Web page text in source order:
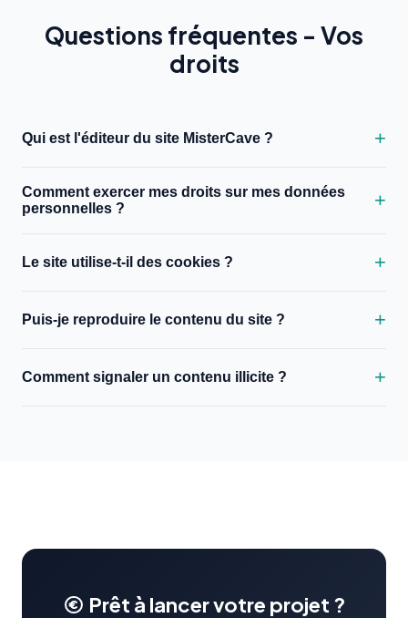
Questions fréquentes - Vos
droits
Qui est l'éditeur du site MisterCave ?
Comment exercer mes droits sur mes données
personnelles ?
Le site utilise-t-il des cookies ?
Puis-je reproduire le contenu du site ?
Comment signaler un contenu illicite ?
Prêt à lancer votre projet ?